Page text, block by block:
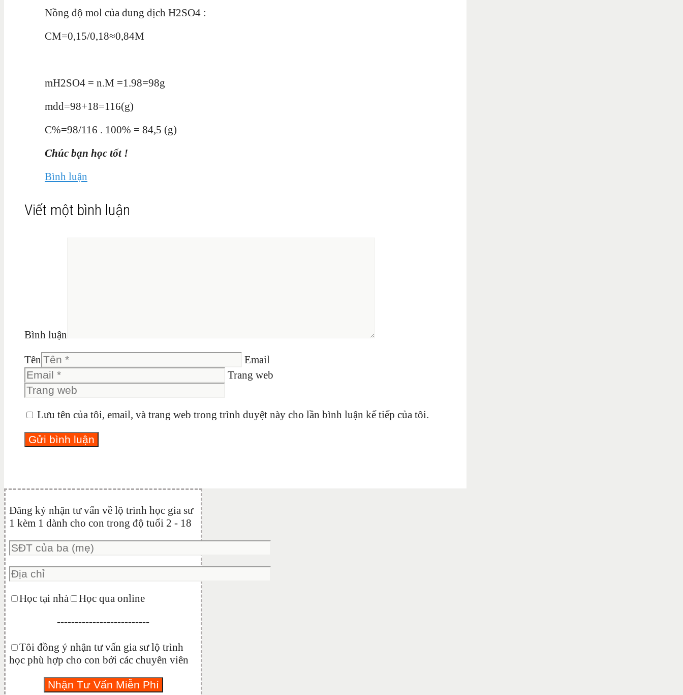
Nồng độ mol của dung dịch H2SO4 :
CM=0,15/0,18≈0,84M
mH2SO4 = n.M =1.98=98g
mdd=98+18=116(g)
C%=98/116 . 100% = 84,5 (g)
Chúc bạn học tốt !
Bình luận
Viết một bình luận
Bình luận
Tên
Email
Trang web
Lưu tên của tôi, email, và trang web trong trình duyệt này cho lần bình luận kế tiếp của tôi.
Đăng ký nhận tư vấn về lộ trình học gia sư
1 kèm 1 dành cho con trong độ tuổi 2 - 18
Học tại nhà
Học qua online
--------------------------
Tôi đồng ý nhận tư vấn gia sư lộ trình
học phù hợp cho con bởi các chuyên viên